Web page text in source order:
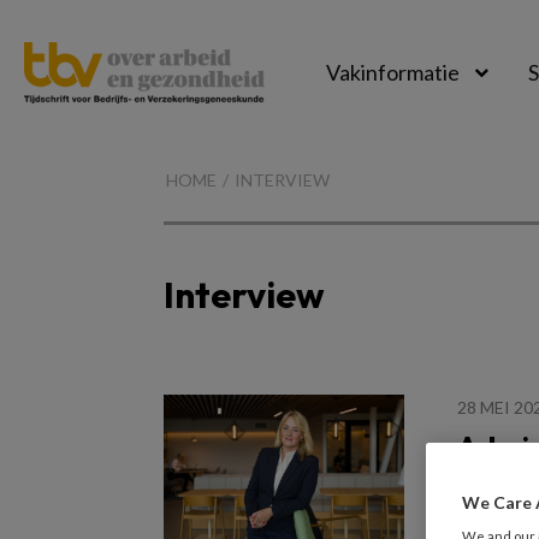
Online
Vakinformatie
HOME INTERVIEW
Interview
28 MEI
De
langer
We Care